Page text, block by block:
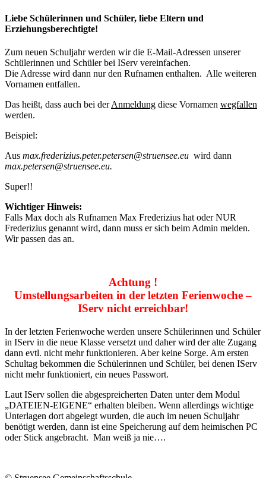
Liebe Schülerinnen und Schüler, liebe Eltern und
Erziehungsberechtigte!
Zum neuen Schuljahr werden wir die E-Mail-Adressen unserer
Schülerinnen und Schüler bei IServ vereinfachen.
Die Adresse wird dann nur den Rufnamen enthalten. Alle weiteren
Vornamen entfallen.
Das heißt, dass auch bei derAnmeldung diese Vornamen wegfallen
werden.
Beispiel:
Aus max.frederizius.peter.petersen@struensee.eu wird dann
max.petersen@struensee.eu.
Super!!
Wichtiger Hinweis:
Falls Max doch als Rufnamen Max Frederizius hat oder NUR
Frederizius genannt wird, dann muss er sich beim Admin melden.
Wir passen das an.
Achtung !
Umstellungsarbeiten in der letzten Ferienwoche –
IServ nicht erreichbar!
In der letzten Ferienwoche werden unsere Schülerinnen und Schüler
in IServ in die neue Klasse versetzt und daher wird der alte Zugang
dann evtl. nicht mehr funktionieren. Aber keine Sorge. Am ersten
Schultag bekommen die Schülerinnen und Schüler, bei denen IServ
nicht mehr funktioniert, ein neues Passwort.
Laut IServ sollen die abgespreicherten Daten unter dem Modul
„DATEIEN-EIGENE“ erhalten bleiben. Wenn allerdings wichtige
Unterlagen dort abgelegt wurden, die auch im neuen Schuljahr
benötigt werden, dann ist eine Speicherung auf dem heimischen PC
oder Stick angebracht. Man weiß ja nie….